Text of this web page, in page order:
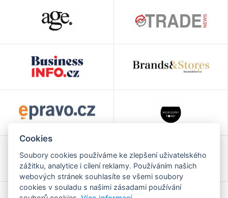
Cookies
Soubory cookies používáme ke zlepšení uživatelského
zážitku, analytice i cílení reklamy. Používáním našich
webových stránek souhlasíte se všemi soubory
cookies v souladu s našimi zásadami používání